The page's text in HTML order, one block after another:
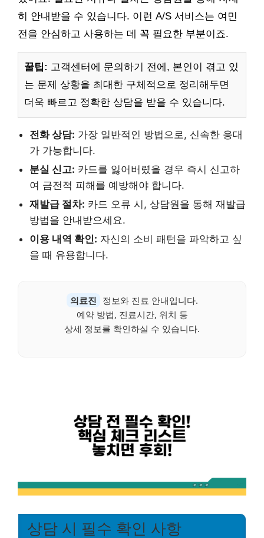
히 안내받을 수 있습니다. 이런 A/S 서비스는 여민
전을 안심하고 사용하는 데 꼭 필요한 부분이죠.
꿀팁: 고객센터에 문의하기 전에, 본인이 겪고 있
는 문제 상황을 최대한 구체적으로 정리해두면
더욱 빠르고 정확한 상담을 받을 수 있습니다.
전화 상담: 가장 일반적인 방법으로, 신속한 응대
가 가능합니다.
분실 신고: 카드를 잃어버렸을 경우 즉시 신고하
여 금전적 피해를 예방해야 합니다.
재발급 절차: 카드 오류 시, 상담원을 통해 재발급
방법을 안내받으세요.
이용 내역 확인: 자신의 소비 패턴을 파악하고 싶
을 때 유용합니다.
의료진 정보와 진료 안내입니다.
예약 방법, 진료시간, 위치 등
상세 정보를 확인하실 수 있습니다.
상담 시 필수 확인 사항